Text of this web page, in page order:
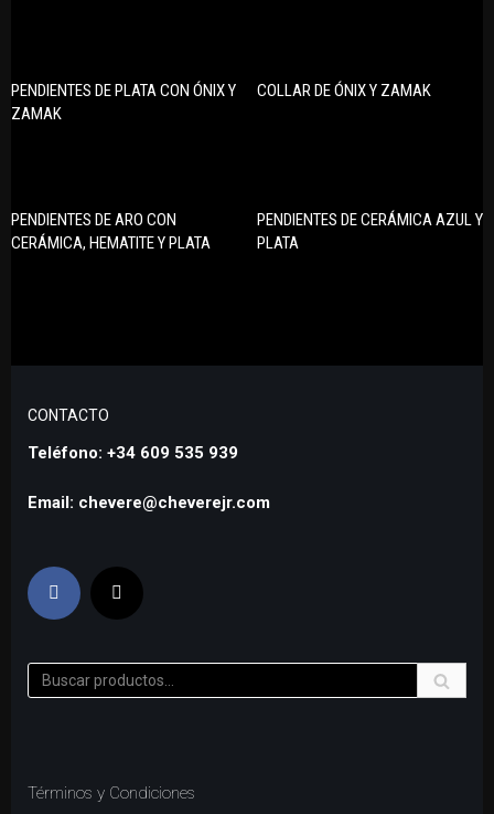
PENDIENTES DE PLATA CON ÓNIX Y
ZAMAK
COLLAR DE ÓNIX Y ZAMAK
PENDIENTES DE ARO CON
CERÁMICA, HEMATITE Y PLATA
PENDIENTES DE CERÁMICA AZUL Y
PLATA
CONTACTO
Teléfono: +34 609 535 939
Email: chevere@cheverejr.com
Términos y Condiciones